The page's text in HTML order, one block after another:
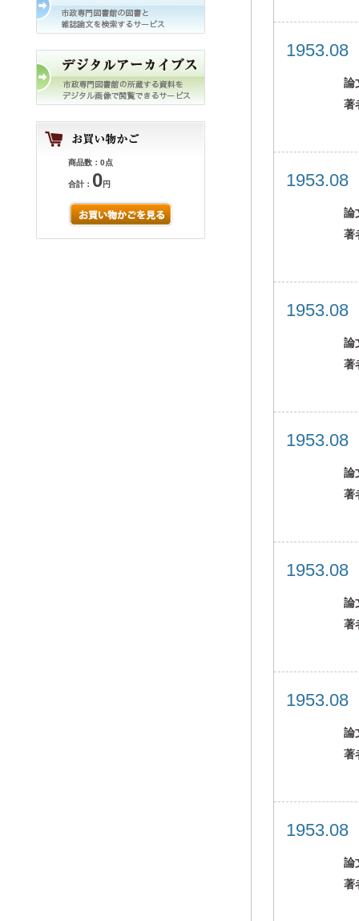
商品数：0点
合計： 0円
論
著
論
著
論
著
論
著
論
著
論
著
論
著